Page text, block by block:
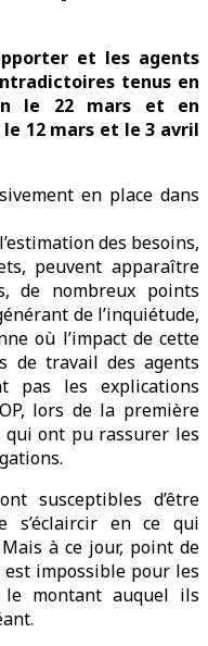
et les agents
tenus en
le 22 mars et en
12 mars et le 3 avril
en place dans
des besoins,
peuvent apparaître
de nombreux points
de l’inquiétude,
où l’impact de cette
de travail des agents
pas les explications
lors de la première
qui ont pu rassurer les
susceptibles d’être
s’éclaircir en ce qui
à ce jour, point de
impossible pour les
le montant auquel ils